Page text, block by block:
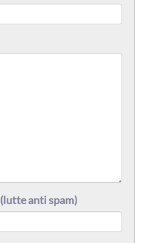
(lutte anti spam)